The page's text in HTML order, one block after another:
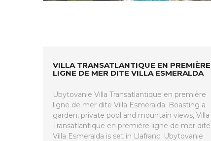
VILLA TRANSATLANTIQUE EN PREMIÈRE
LIGNE DE MER DITE VILLA ESMERALDA
Ubytovanie Villa Transatlantique en première
ligne de mer dite Villa Esmeralda. Boasting a
garden, private pool and mountain views, Villa
Transatlantique en première ligne de mer dite
Villa Esmeralda is set in Llafranc. Ubytovanie